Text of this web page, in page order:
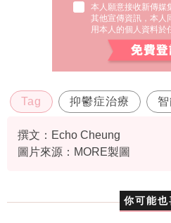
本人願意接收新傳媒
其他宣傳資訊，本人
用本人的個人資料於
Tag 抑鬱症治療
血清素提升
撰文：Echo Cheung
圖片來源：MORE製圖
你可能也